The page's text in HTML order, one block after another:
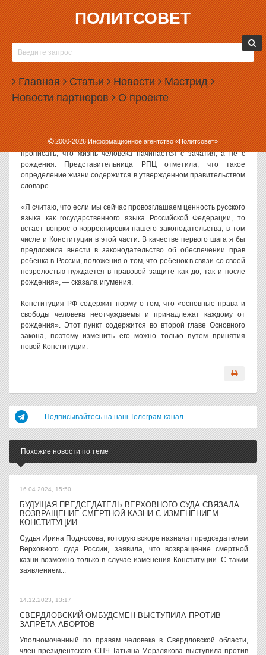
ПОЛИТСОВЕТ
Главная Статьи Новости Мастрид
Новости партнеров О проекте
2000-2026Информационное агентство «Политсовет»
21.05.2025, 16:17
В РПЦ ПРИЗВАЛИ ПРОПИСАТЬ В
КОНСТИТУЦИИ ЗАПРЕТ АБОРТОВ
Руководитель правового управления Московской патриархии
игумения Ксения (Чернега) призвала внести в Конституцию РФ
поправки, предполагающие запрет абортов.
С таким призывам Чернега выступила на Петербургском
юридическом форуме. По ее словам, в Конституции следует
прописать, что жизнь человека начинается с зачатия, а не с
рождения. Представительница РПЦ отметила, что такое
определение жизни содержится в утвержденном правительством
словаре.
«Я считаю, что если мы сейчас провозглашаем ценность русского
языка как государственного языка Российской Федерации, то
встает вопрос о корректировки нашего законодательства, в том
числе и Конституции в этой части. В качестве первого шага я бы
предложила внести в законодательство об обеспечении прав
ребенка в России, положения о том, что ребенок в связи со своей
незрелостью нуждается в правовой защите как до, так и после
рождения», — сказала игумения.
Конституция РФ содержит норму о том, что «основные права и
свободы человека неотчуждаемы и принадлежат каждому от
рождения». Этот пункт содержится во второй главе Основного
закона, поэтому изменить его можно только путем принятия
новой Конституции.
Подписывайтесь на наш Телеграм-канал
Похожие новости по теме
16.04.2024, 15:50
БУДУЩАЯ ПРЕДСЕДАТЕЛЬ ВЕРХОВНОГО СУДА СВЯЗАЛА
ВОЗВРАЩЕНИЕ СМЕРТНОЙ КАЗНИ С ИЗМЕНЕНИЕМ
КОНСТИТУЦИИ
Судья Ирина Подносова, которую вскоре назначат председателем
Верховного суда России, заявила, что возвращение смертной
казни возможно только в случае изменения Конституции. С таким
заявлением...
14.12.2023, 13:17
СВЕРДЛОВСКИЙ ОМБУДСМЕН ВЫСТУПИЛА ПРОТИВ
ЗАПРЕТА АБОРТОВ
Уполномоченный по правам человека в Свердловской области,
член президентского СПЧ Татьяна Мерзлякова выступила против